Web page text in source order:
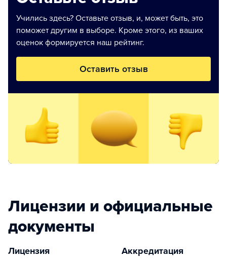
Учились здесь? Оставьте отзыв, и, может быть, это
поможет другим в выборе. Кроме этого, из ваших
оценок формируется наш рейтинг.
Оставить отзыв
Лицензии и официальные
документы
Лицензия Аккредитация